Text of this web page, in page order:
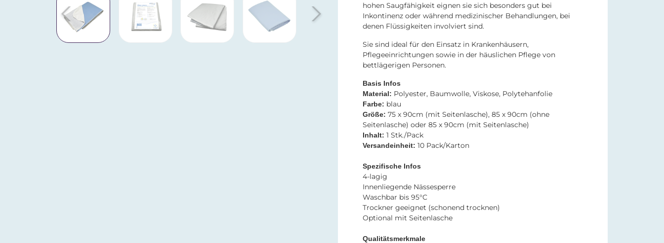
hohen Saugfähigkeit eignen sie sich besonders gut bei
Inkontinenz oder während medizinischer Behandlungen, bei
denen Flüssigkeiten involviert sind.
Sie sind ideal für den Einsatz in Krankenhäusern,
Pflegeeinrichtungen sowie in der häuslichen Pflege von
bettlägerigen Personen.
Basis Infos
Material: Polyester, Baumwolle, Viskose, Polytehanfolie
Farbe: blau
Größe: 75 x 90cm (mit Seitenlasche), 85 x 90cm (ohne
Seitenlasche) oder 85 x 90cm (mit Seitenlasche)
Inhalt: 1 Stk./Pack
Versandeinheit: 10 Pack/Karton
Spezifische Infos
4-lagig
Innenliegende Nässesperre
Waschbar bis 95°C
Trockner geeignet (schonend trocknen)
Optional mit Seitenlasche
Qualitätsmerkmale